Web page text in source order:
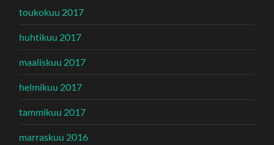
toukokuu 2017
huhtikuu 2017
maaliskuu 2017
helmikuu 2017
tammikuu 2017
marraskuu 2016